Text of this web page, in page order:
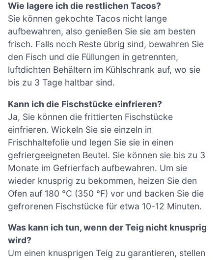
Wie lagere ich die restlichen Tacos?
Sie können gekochte Tacos nicht lange
aufbewahren, also genießen Sie sie am besten
frisch. Falls noch Reste übrig sind, bewahren Sie
den Fisch und die Füllungen in getrennten,
luftdichten Behältern im Kühlschrank auf, wo sie
bis zu 3 Tage haltbar sind.
Kann ich die Fischstücke einfrieren?
Ja, Sie können die frittierten Fischstücke
einfrieren. Wickeln Sie sie einzeln in
Frischhaltefolie und legen Sie sie in einen
gefriergeeigneten Beutel. Sie können sie bis zu 3
Monate im Gefrierfach aufbewahren. Um sie
wieder knusprig zu bekommen, heizen Sie den
Ofen auf 180 °C (350 °F) vor und backen Sie die
gefrorenen Fischstücke für etwa 10-12 Minuten.
Was kann ich tun, wenn der Teig nicht knusprig
wird?
Um einen knusprigen Teig zu garantieren, stellen